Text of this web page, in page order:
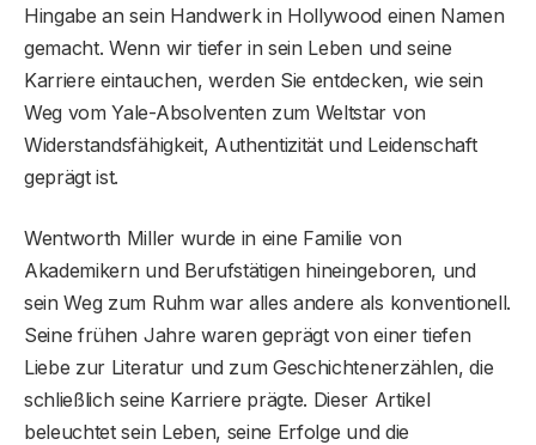
Hingabe an sein Handwerk in Hollywood einen Namen
gemacht. Wenn wir tiefer in sein Leben und seine
Karriere eintauchen, werden Sie entdecken, wie sein
Weg vom Yale-Absolventen zum Weltstar von
Widerstandsfähigkeit, Authentizität und Leidenschaft
geprägt ist.
Wentworth Miller wurde in eine Familie von
Akademikern und Berufstätigen hineingeboren, und
sein Weg zum Ruhm war alles andere als konventionell.
Seine frühen Jahre waren geprägt von einer tiefen
Liebe zur Literatur und zum Geschichtenerzählen, die
schließlich seine Karriere prägte. Dieser Artikel
beleuchtet sein Leben, seine Erfolge und die